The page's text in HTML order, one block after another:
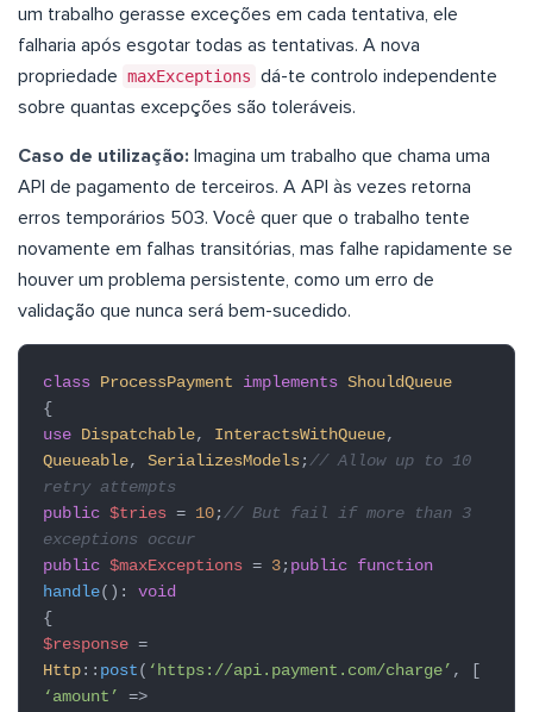
um trabalho gerasse exceções em cada tentativa, ele
falharia após esgotar todas as tentativas. A nova
propriedade maxExceptions dá-te controlo independente
sobre quantas excepções são toleráveis.
Caso de utilização: Imagina um trabalho que chama uma
API de pagamento de terceiros. A API às vezes retorna
erros temporários 503. Você quer que o trabalho tente
novamente em falhas transitórias, mas falhe rapidamente se
houver um problema persistente, como um erro de
validação que nunca será bem-sucedido.
class ProcessPayment implements ShouldQueue
{
use Dispatchable, InteractsWithQueue,
Queueable, SerializesModels;// Allow up to 10
retry attempts
public $tries = 10;// But fail if more than 3
exceptions occur
public $maxExceptions = 3; public function
handle(): void
{
$response =
Http:: post( ‘https://api.payment.com/charge’ , [
‘amount’
=>